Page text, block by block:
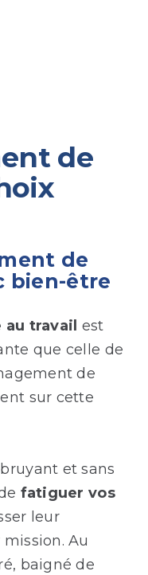
de
de
bien-être
au travail est
que celle de
de
sur cette
et sans
fatiguer vos
leur
Au
baigné de